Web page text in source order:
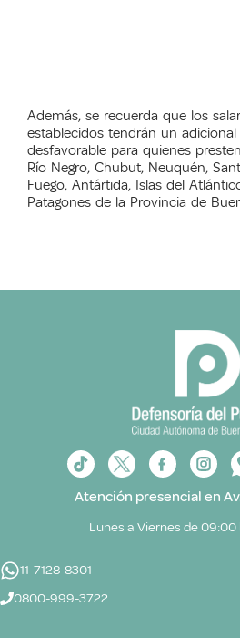
Además, se recuerda que los
establecidos tendrán un
desfavorable para quienes
Río Negro, Chubut, Neuquén,
Fuego, Antártida, Islas del
Patagones de la Provincia de
Atención presencial en
Lunes a Viernes de 09:00
11-7128-8301
0800-999-3722